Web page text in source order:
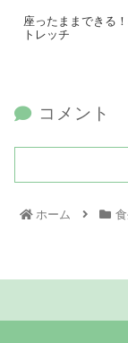
座ったままできる
トレッチ
コメント
ホーム